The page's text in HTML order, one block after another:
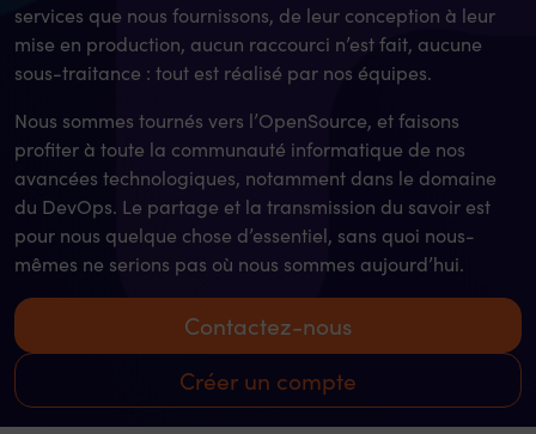
services que nous fournissons, de leur conception à leur
mise en production, aucun raccourci n’est fait, aucune
sous-traitance : tout est réalisé par nos équipes.
Nous sommes tournés vers l’OpenSource, et faisons
profiter à toute la communauté informatique de nos
avancées technologiques, notamment dans le domaine
du DevOps. Le partage et la transmission du savoir est
pour nous quelque chose d’essentiel, sans quoi nous-
mêmes ne serions pas où nous sommes aujourd’hui.
Contactez-nous
Créer un compte